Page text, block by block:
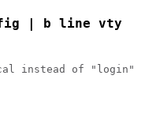
| b line vty
instead of "login"